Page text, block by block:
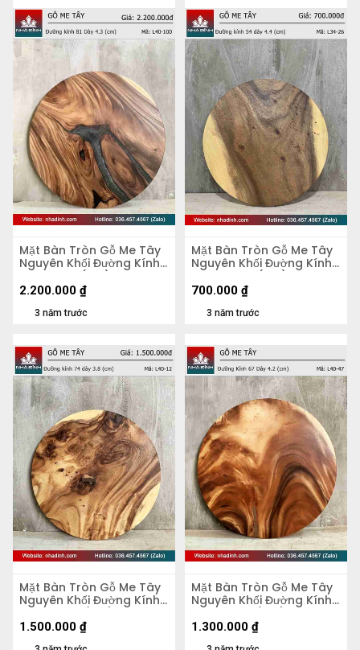
Mặt Bàn Tròn Gỗ Me Tây
Nguyên Khối Đường Kính
81 Dày 4,3 (cm)
3 năm trước
2.200.000 ₫
Mặt Bàn Tròn Gỗ Me Tây
Nguyên Khối Đường Kính
54 Dày 4.4 (cm)
3 năm trước
700.000 ₫
Mặt Bàn Tròn Gỗ Me Tây
Nguyên Khối Đường Kính
74 Dày 3.8 (cm)
1.500.000 ₫
Mặt Bàn Tròn Gỗ Me Tây
Nguyên Khối Đường Kính
67 Dày 4,2 (cm)
1.300.000 ₫